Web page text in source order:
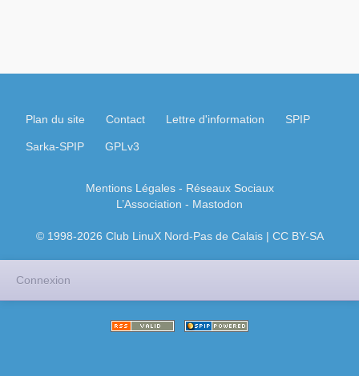
Plan du site Contact Lettre d'information SPIP
Sarka-SPIP GPLv3
Mentions Légales- Réseaux Sociaux
L’Association - Mastodon
© 1998-2026 Club LinuX Nord-Pas de Calais | CC BY-SA
Connexion